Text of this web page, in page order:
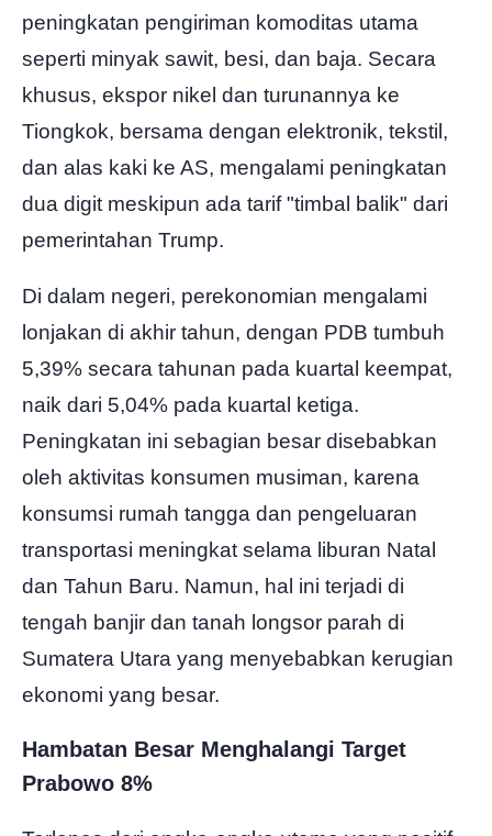
peningkatan pengiriman komoditas utama
seperti minyak sawit, besi, dan baja. Secara
khusus, ekspor nikel dan turunannya ke
Tiongkok, bersama dengan elektronik, tekstil,
dan alas kaki ke AS, mengalami peningkatan
dua digit meskipun ada tarif "timbal balik" dari
pemerintahan Trump.
Di dalam negeri, perekonomian mengalami
lonjakan di akhir tahun, dengan PDB tumbuh
5,39% secara tahunan pada kuartal keempat,
naik dari 5,04% pada kuartal ketiga.
Peningkatan ini sebagian besar disebabkan
oleh aktivitas konsumen musiman, karena
konsumsi rumah tangga dan pengeluaran
transportasi meningkat selama liburan Natal
dan Tahun Baru. Namun, hal ini terjadi di
tengah banjir dan tanah longsor parah di
Sumatera Utara yang menyebabkan kerugian
ekonomi yang besar.
Hambatan Besar Menghalangi Target
Prabowo 8%